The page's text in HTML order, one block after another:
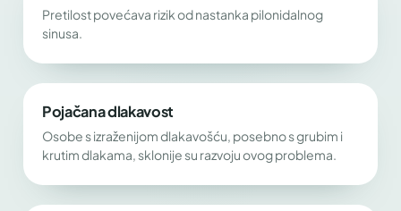
Pretilost povećava rizik od nastanka pilonidalnog
sinusa.
Pojačana dlakavost
Osobe s izraženijom dlakavošću, posebno s grubim i
krutim dlakama, sklonije su razvoju ovog problema.